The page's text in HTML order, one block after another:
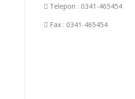
Telepon : 0341-465454
Fax : 0341-465454